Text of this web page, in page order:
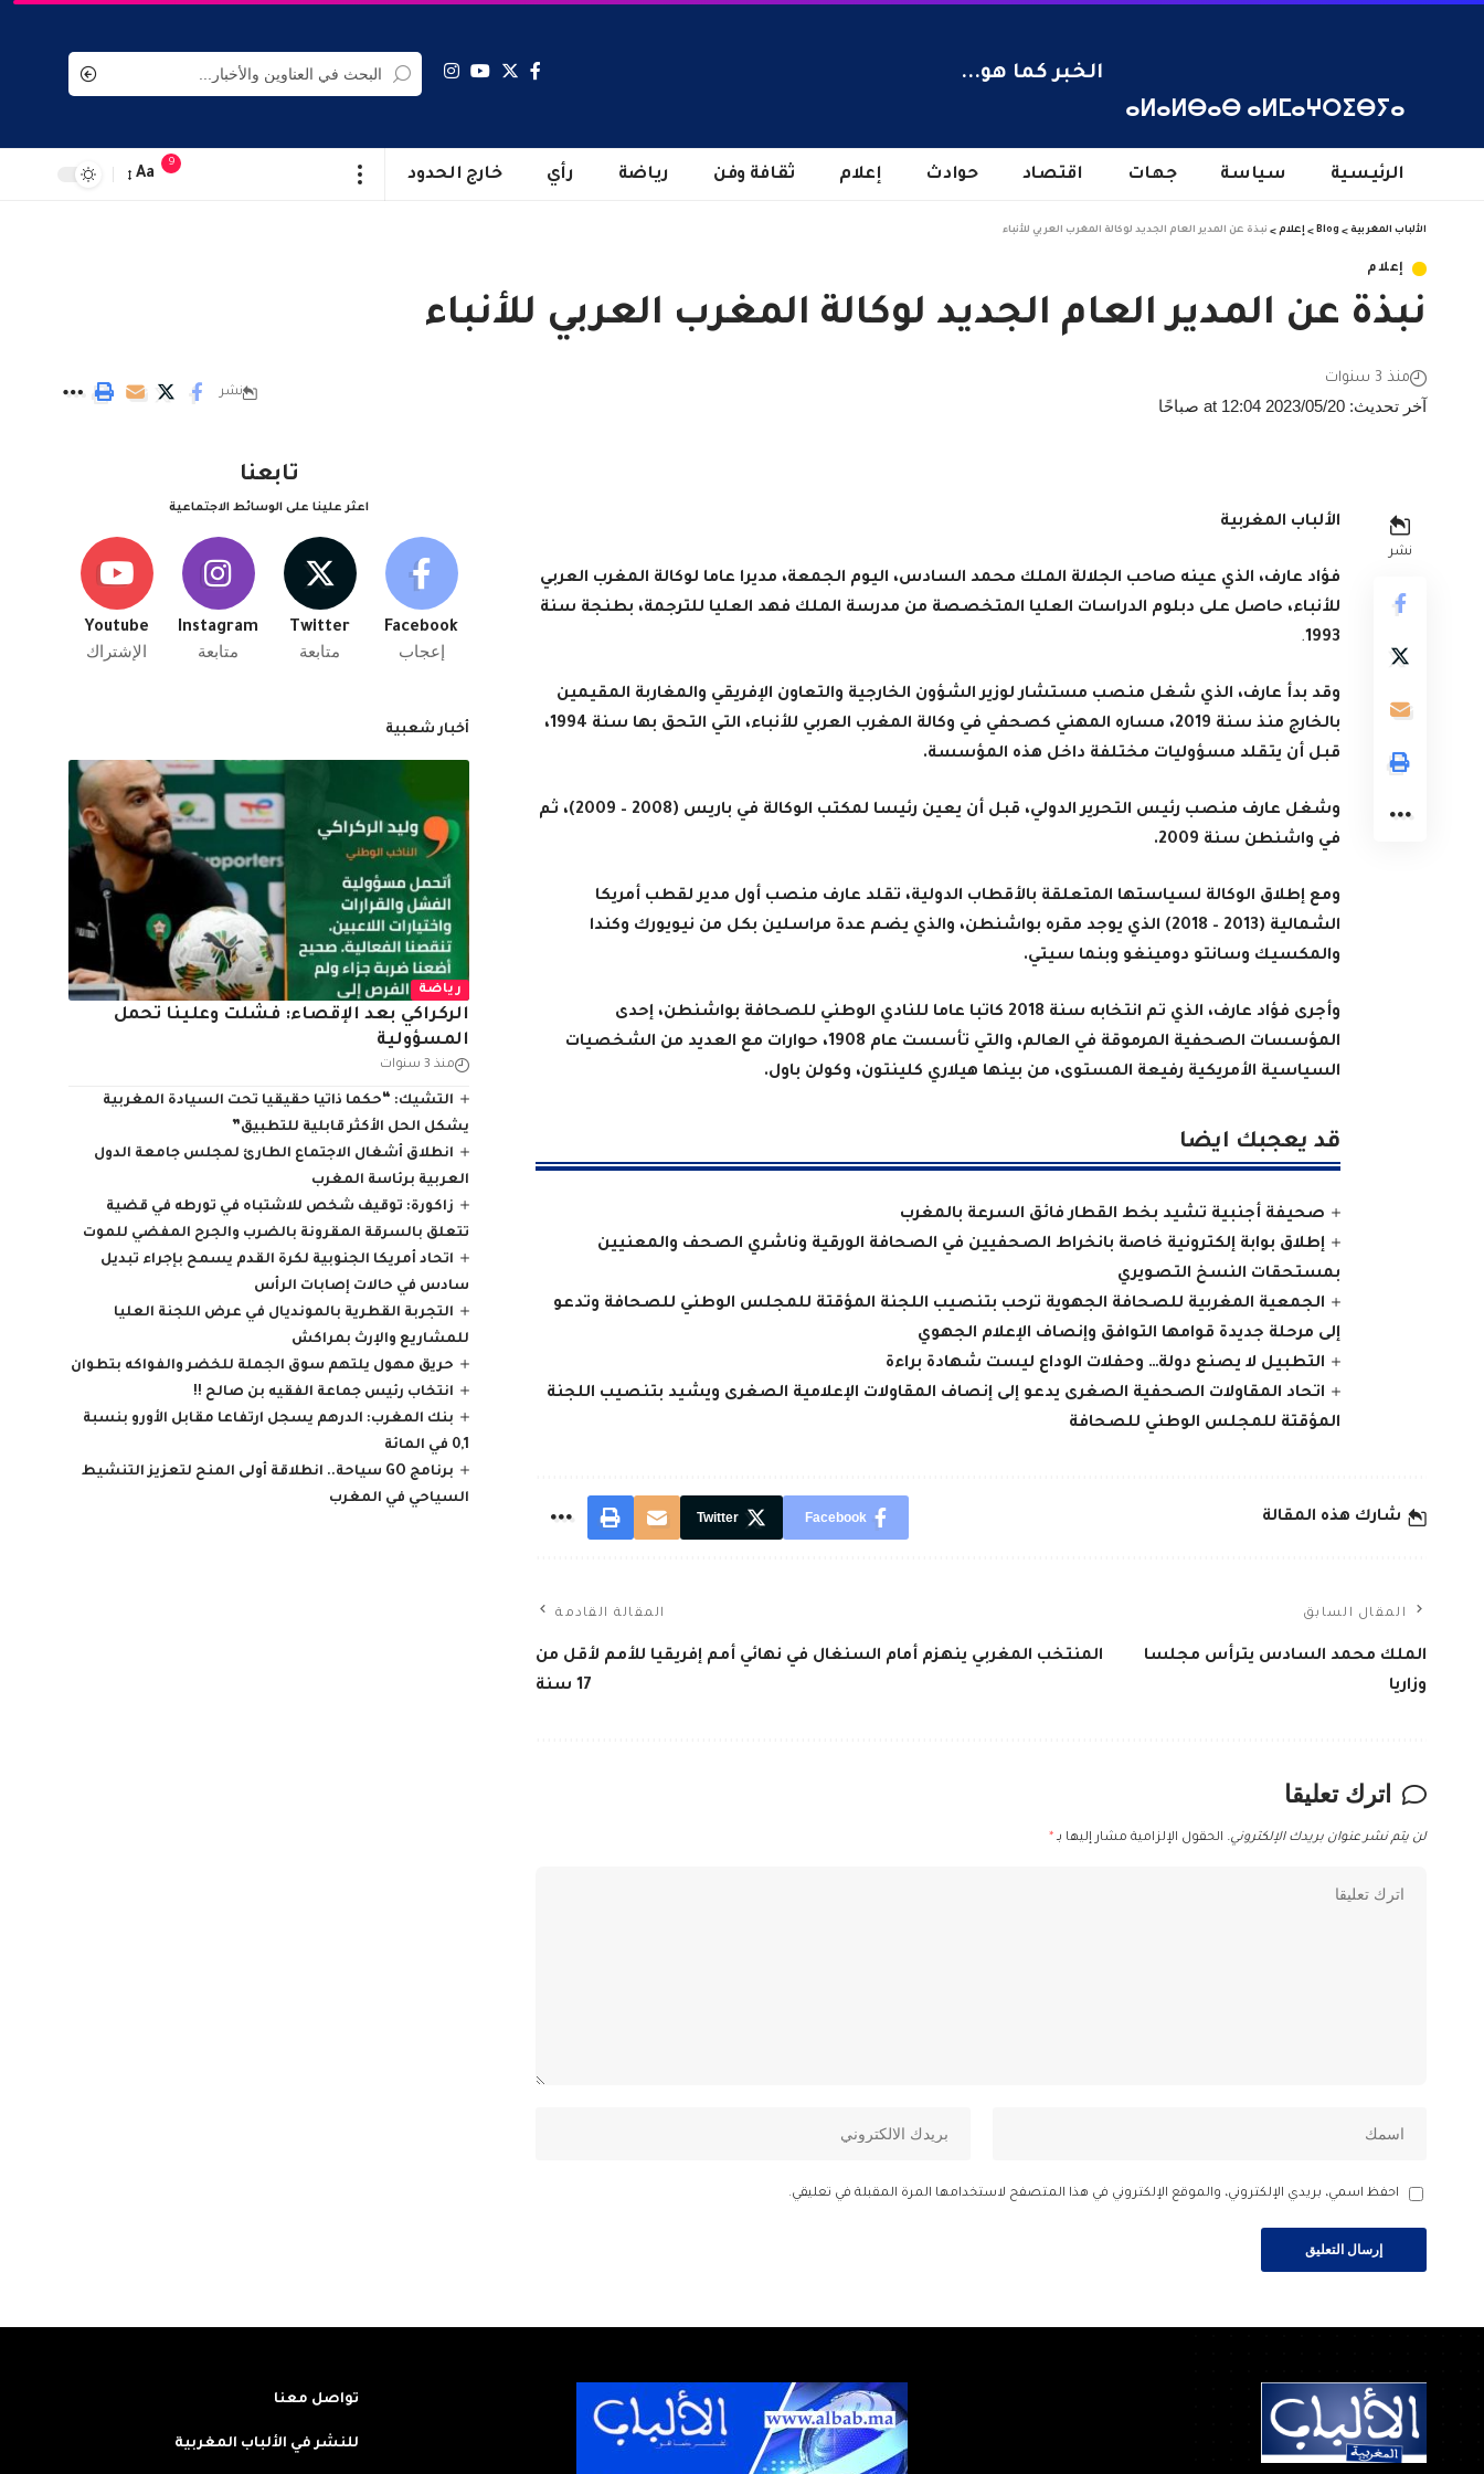
ⴰⵍⴰⵍⴱⴰⴱ ⴰⵍⵎⴰⵖⵔⵉⴱⵢⴰ
الخبر كما هو...
الرئيسية سياسة جهات اقتصاد حوادث إعلام ثقافة وفن رياضة رأي خارج الحدود
9
Aa
الألباب المغربية >
Blog
> إعلام > نبذة عن المدير العام الجديد لوكالة المغرب العربي للأنباء
إعلام
نبذة عن المدير العام الجديد لوكالة المغرب العربي للأنباء
آخر تحديث: 2023/05/20 at 12:04 صباحًا
منذ 3 سنوات
نشر
نشر
الألباب المغربية
فؤاد عارف، الذي عينه صاحب الجلالة الملك محمد السادس، اليوم الجمعة، مديرا عاما لوكالة المغرب العربي
للأنباء، حاصل على دبلوم الدراسات العليا المتخصصة من مدرسة الملك فهد العليا للترجمة، بطنجة سنة
1993
.
وقد بدأ عارف، الذي شغل منصب مستشار لوزير الشؤون الخارجية والتعاون الإفريقي والمغاربة المقيمين
بالخارج منذ سنة 2019، مساره المهني كصحفي في وكالة المغرب العربي للأنباء، التي التحق بها سنة 1994،
قبل أن يتقلد مسؤوليات مختلفة داخل هذه المؤسسة.
وشغل عارف منصب رئيس التحرير الدولي، قبل أن يعين رئيسا لمكتب الوكالة في باريس (2008 – 2009)، ثم
في واشنطن سنة 2009
.
ومع إطلاق الوكالة لسياستها المتعلقة بالأقطاب الدولية، تقلد عارف منصب أول مدير لقطب أمريكا
الشمالية (2013 – 2018) الذي يوجد مقره بواشنطن، والذي يضم عدة مراسلين بكل من نيويورك وكندا
والمكسيك وسانتو دومينغو وبنما سيتي.
وأجرى فؤاد عارف، الذي تم انتخابه سنة 2018 كاتبا عاما للنادي الوطني للصحافة بواشنطن، إحدى
المؤسسات الصحفية المرموقة في العالم، والتي تأسست عام 1908، حوارات مع العديد من الشخصيات
السياسية الأمريكية رفيعة المستوى، من بينها هيلاري كلينتون، وكولن باول.
قد يعجبك ايضا
صحيفة أجنبية تشيد بخط القطار فائق السرعة بالمغرب
إطلاق بوابة إلكترونية خاصة بانخراط الصحفيين في الصحافة الورقية وناشري الصحف والمعنيين
بمستحقات النسخ التصويري
الجمعية المغربية للصحافة الجهوية ترحب بتنصيب اللجنة المؤقتة للمجلس الوطني للصحافة وتدعو
إلى مرحلة جديدة قوامها التوافق وإنصاف الإعلام الجهوي
التطبيل لا يصنع دولة… وحفلات الوداع ليست شهادة براءة
اتحاد المقاولات الصحفية الصغرى يدعو إلى إنصاف المقاولات الإعلامية الصغرى ويشيد بتنصيب اللجنة
المؤقتة للمجلس الوطني للصحافة
شارك هذه المقالة Facebook
Twitter
المقال السابق
الملك محمد السادس يترأس مجلسا
وزاريا
المقالة القادمة
المنتخب المغربي ينهزم أمام السنغال في نهائي أمم إفريقيا للأمم لأقل من
17 سنة
اترك تعليقا
لن يتم نشر عنوان بريدك الإلكتروني. الحقول الإلزامية مشار إليها بـ *
احفظ اسمي، بريدي الإلكتروني، والموقع الإلكتروني في هذا المتصفح لاستخدامها المرة المقبلة في تعليقي.
تابعنا
اعثر علينا على الوسائط الاجتماعية
Facebook
إعجاب
Twitter
متابعة
Instagram
متابعة
Youtube
الإشتراك
أخبار شعبية
رياضة
الركراكي بعد الإقصاء: فشلت وعلينا تحمل
المسؤولية
منذ 3 سنوات
التشيك: “حكما ذاتيا حقيقيا تحت السيادة المغربية
يشكل الحل الأكثر قابلية للتطبيق”
انطلاق أشغال الاجتماع الطارئ لمجلس جامعة الدول
العربية برئاسة المغرب
زاكورة: توقيف شخص للاشتباه في تورطه في قضية
تتعلق بالسرقة المقرونة بالضرب والجرح المفضي للموت
اتحاد أمريكا الجنوبية لكرة القدم يسمح بإجراء تبديل
سادس في حالات إصابات الرأس
التجربة القطرية بالمونديال في عرض اللجنة العليا
للمشاريع والإرث بمراكش
حريق مهول يلتهم سوق الجملة للخضر والفواكه بتطوان
انتخاب رئيس جماعة الفقيه بن صالح !!
بنك المغرب: الدرهم يسجل ارتفاعا مقابل الأورو بنسبة
0,1 في المائة
برنامج GO سياحة.. انطلاقة أولى المنح لتعزيز التنشيط
السياحي في المغرب
تواصل معنا
للنشر في الألباب المغربية